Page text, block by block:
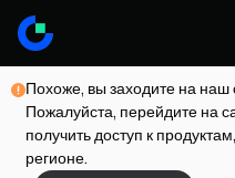
Похоже, вы заходите на
Пожалуйста, перейдите на
получить доступ к
регионе.